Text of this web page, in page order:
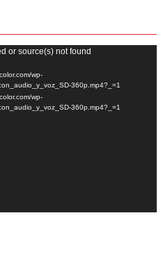
or source(s) not found
wp-
360p.mp4?_=1
wp-
360p.mp4?_=1